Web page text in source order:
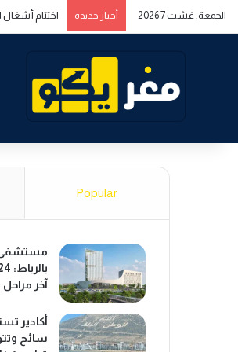
الجمعة, غشت 7 2026 أخبار جديدة اختتام أشغال
Popular
مستشفى
آخر
سائح